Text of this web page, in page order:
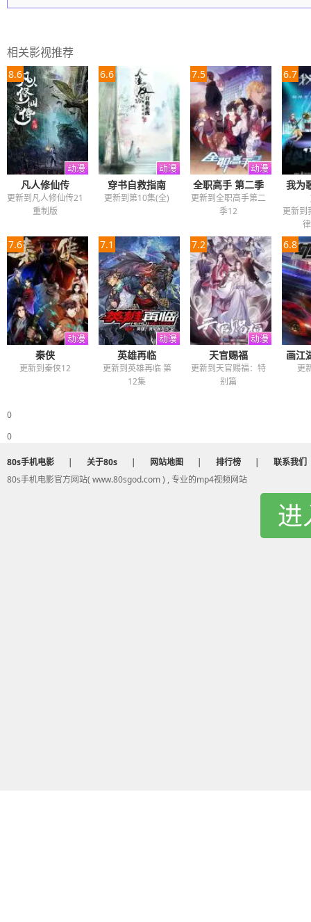
相关影视推荐
8.6
凡人修仙传
更新到凡人修仙传21
重制版
6.6
穿书自救指南
更新到第10集(全)
7.5
全职高手 第二季
更新到全职高手第二
季12
6.7
我为
更新到
7.6
秦侠
更新到秦侠12
7.1
英雄再临
更新到英雄再临 第
12集
7.2
天官赐福
更新到天官赐福：特
别篇
6.8
画江
更
0
0
80s手机电影 | 关于80s | 网站地图 | 排行榜 |
联系我们
80s手机电影官方网站( www.80sgod.com ) , 专业的mp4视频网站
进